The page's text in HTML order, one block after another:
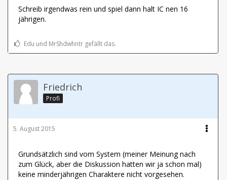
Schreib irgendwas rein und spiel dann halt IC nen 16
jährigen.
Edu und MrShdwhntr gefällt das.
Friedrich
Profi
5. August 2015
Grundsätzlich sind vom System (meiner Meinung nach
zum Glück, aber die Diskussion hatten wir ja schon mal)
keine minderjährigen Charaktere nicht vorgesehen.